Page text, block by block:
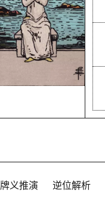
牌义推演 逆位解析